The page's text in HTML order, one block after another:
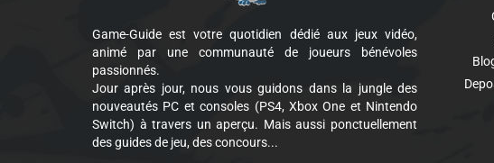
Game-Guide est votre quotidien dédié aux jeux vidéo,
animé par une communauté de joueurs bénévoles
passionnés.
Jour après jour, nous vous guidons dans la jungle des
nouveautés PC et consoles (PS4, Xbox One et Nintendo
Switch) à travers un aperçu. Mais aussi ponctuellement
des guides de jeu, des concours...